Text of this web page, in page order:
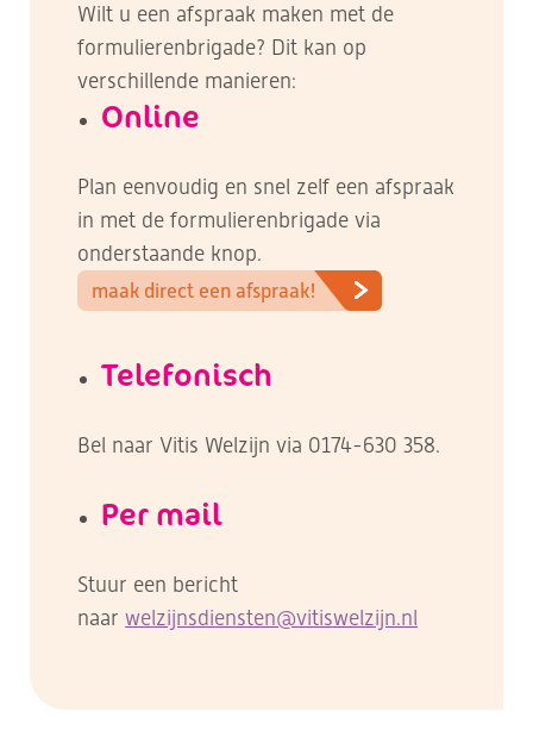
Wilt u een afspraak maken met de
formulierenbrigade? Dit kan op
verschillende manieren:
Online
Plan eenvoudig en snel zelf een afspraak
in met de formulierenbrigade via
onderstaande knop.
maak direct een afspraak!
Telefonisch
Bel naar Vitis Welzijn via 0174-630 358.
Per mail
Stuur een bericht
naar welzijnsdiensten@vitiswelzijn.nl